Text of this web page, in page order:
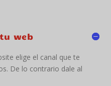
web
elige el canal que te
De lo contrario dale al